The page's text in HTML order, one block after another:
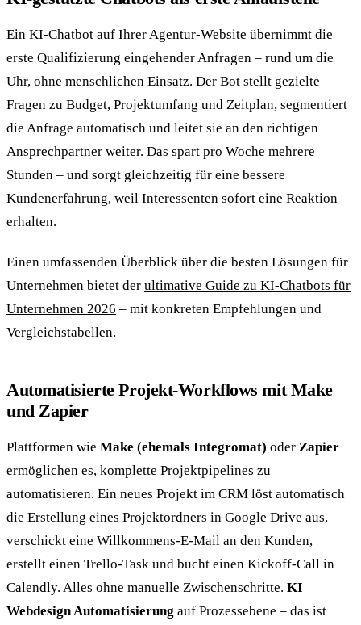
Ein KI-Chatbot auf Ihrer Agentur-Website übernimmt die
erste Qualifizierung eingehender Anfragen – rund um die
Uhr, ohne menschlichen Einsatz. Der Bot stellt gezielte
Fragen zu Budget, Projektumfang und Zeitplan, segmentiert
die Anfrage automatisch und leitet sie an den richtigen
Ansprechpartner weiter. Das spart pro Woche mehrere
Stunden – und sorgt gleichzeitig für eine bessere
Kundenerfahrung, weil Interessenten sofort eine Reaktion
erhalten.
Einen umfassenden Überblick über die besten Lösungen für
Unternehmen bietet der ultimative Guide zu KI-Chatbots für
Unternehmen 2026 – mit konkreten Empfehlungen und
Vergleichstabellen.
Automatisierte Projekt-Workflows mit Make
und Zapier
Plattformen wie Make (ehemals Integromat) oder Zapier
ermöglichen es, komplette Projektpipelines zu
automatisieren. Ein neues Projekt im CRM löst automatisch
die Erstellung eines Projektordners in Google Drive aus,
verschickt eine Willkommens-E-Mail an den Kunden,
erstellt einen Trello-Task und bucht einen Kickoff-Call in
Calendly. Alles ohne manuelle Zwischenschritte. KI
Webdesign Automatisierung auf Prozessebene – das ist